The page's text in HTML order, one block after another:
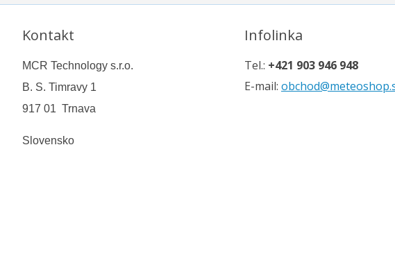
Kontakt
MCR Technology s.r.o.
B. S. Timravy 1
917 01 Trnava
Slovensko
Infolinka
Tel.: +421 903 946 948
E-mail: